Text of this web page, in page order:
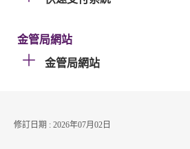
金管局網站
金管局網站
修訂日期 : 2026年07月02日